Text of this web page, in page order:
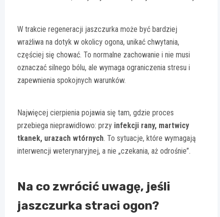
W trakcie regeneracji jaszczurka może być bardziej
wrażliwa na dotyk w okolicy ogona, unikać chwytania,
częściej się chować. To normalne zachowanie i nie musi
oznaczać silnego bólu, ale wymaga ograniczenia stresu i
zapewnienia spokojnych warunków.
Najwięcej cierpienia pojawia się tam, gdzie proces
przebiega nieprawidłowo: przy infekcji rany, martwicy
tkanek, urazach wtórnych. To sytuacje, które wymagają
interwencji weterynaryjnej, a nie „czekania, aż odrośnie”.
Na co zwrócić uwagę, jeśli
jaszczurka straci ogon?